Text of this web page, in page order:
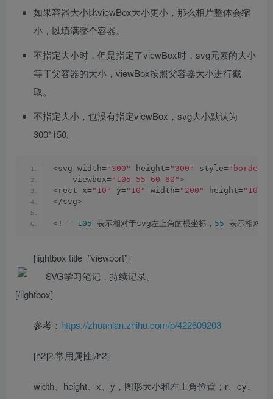
如果容器大小比viewBox大小更小，那么相片整体会缩
小，以填满整个容器。
不指定大小时，但是指定了viewBox时，svg元素的大小
等于父容器的大小，viewBox按照父容器大小进行截
取。
不指定大小，也没有指定viewBox，svg大小默认为
300*150。
<svg width= "300" height= "300" style= "border:
    viewbox=
"105 55 60 60">
< rect x= "10" y= "10" width= "200" height= "100"
< /svg>
< !-- 105 表示相对于svg左上角的横坐标， 55 表示相对于
[lightbox title=”viewport”]
[/lightbox]
参考： https://zhuanlan.zhihu.com/p/422609203
[h2]2.常用属性[/h2]
width、height、x、y，图形大小和左上角位置；r、cy、